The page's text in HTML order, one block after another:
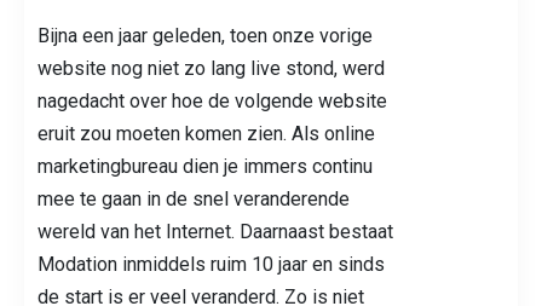
Bijna een jaar geleden, toen onze vorige
website nog niet zo lang live stond, werd
nagedacht over hoe de volgende website
eruit zou moeten komen zien. Als online
marketingbureau dien je immers continu
mee te gaan in de snel veranderende
wereld van het Internet. Daarnaast bestaat
Modation inmiddels ruim 10 jaar en sinds
de start is er veel veranderd. Zo is niet